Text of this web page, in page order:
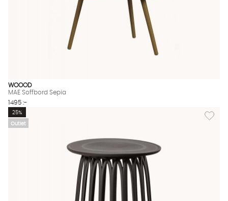
WOOOD
MAE Soffbord Sepia
1495 :-
Outlet
Lägg
25%